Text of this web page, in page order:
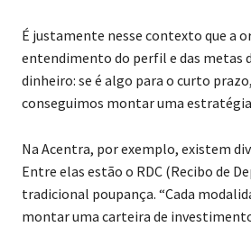
É justamente nesse contexto que a
entendimento do perfil e das metas
dinheiro: se é algo para o curto
conseguimos montar uma estratégia
Na Acentra, por exemplo, existem
Entre elas estão o RDC (Recibo de
tradicional poupança. “Cada
montar uma carteira de